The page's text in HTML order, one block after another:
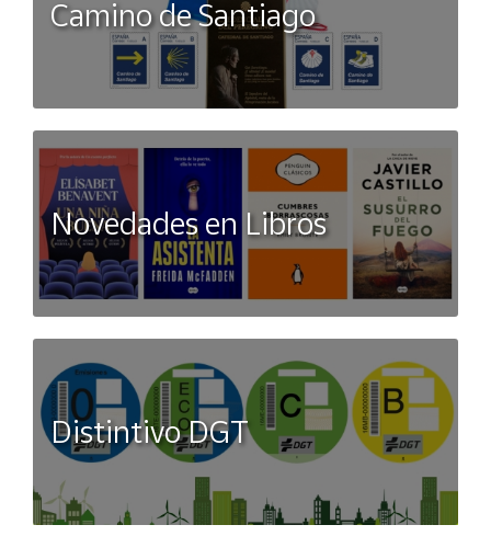
Camino de Santiago
Novedades en Libros
Distintivo DGT